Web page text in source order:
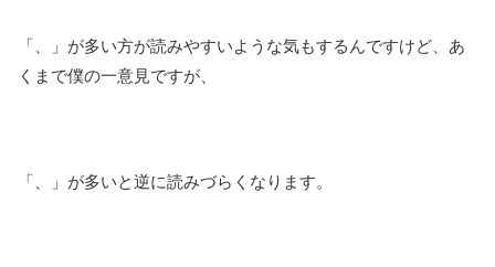
「、」が多い方が読みやすいような気もするんですけど、あ
くまで僕の一意見ですが、
「、」が多いと逆に読みづらくなります。